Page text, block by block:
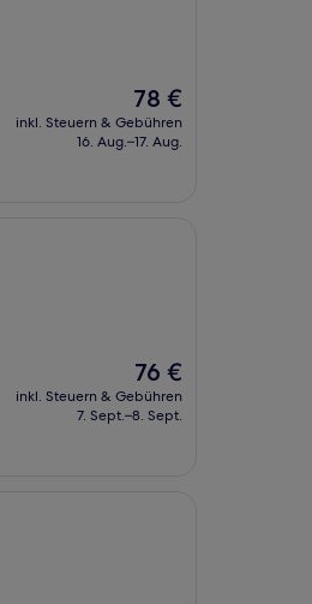
Der
Preis
beträgt
78 €
inkl. Steuern & Gebühren
16. Aug.–17. Aug.
Der
Preis
beträgt
76 €
inkl. Steuern & Gebühren
7. Sept.–8. Sept.